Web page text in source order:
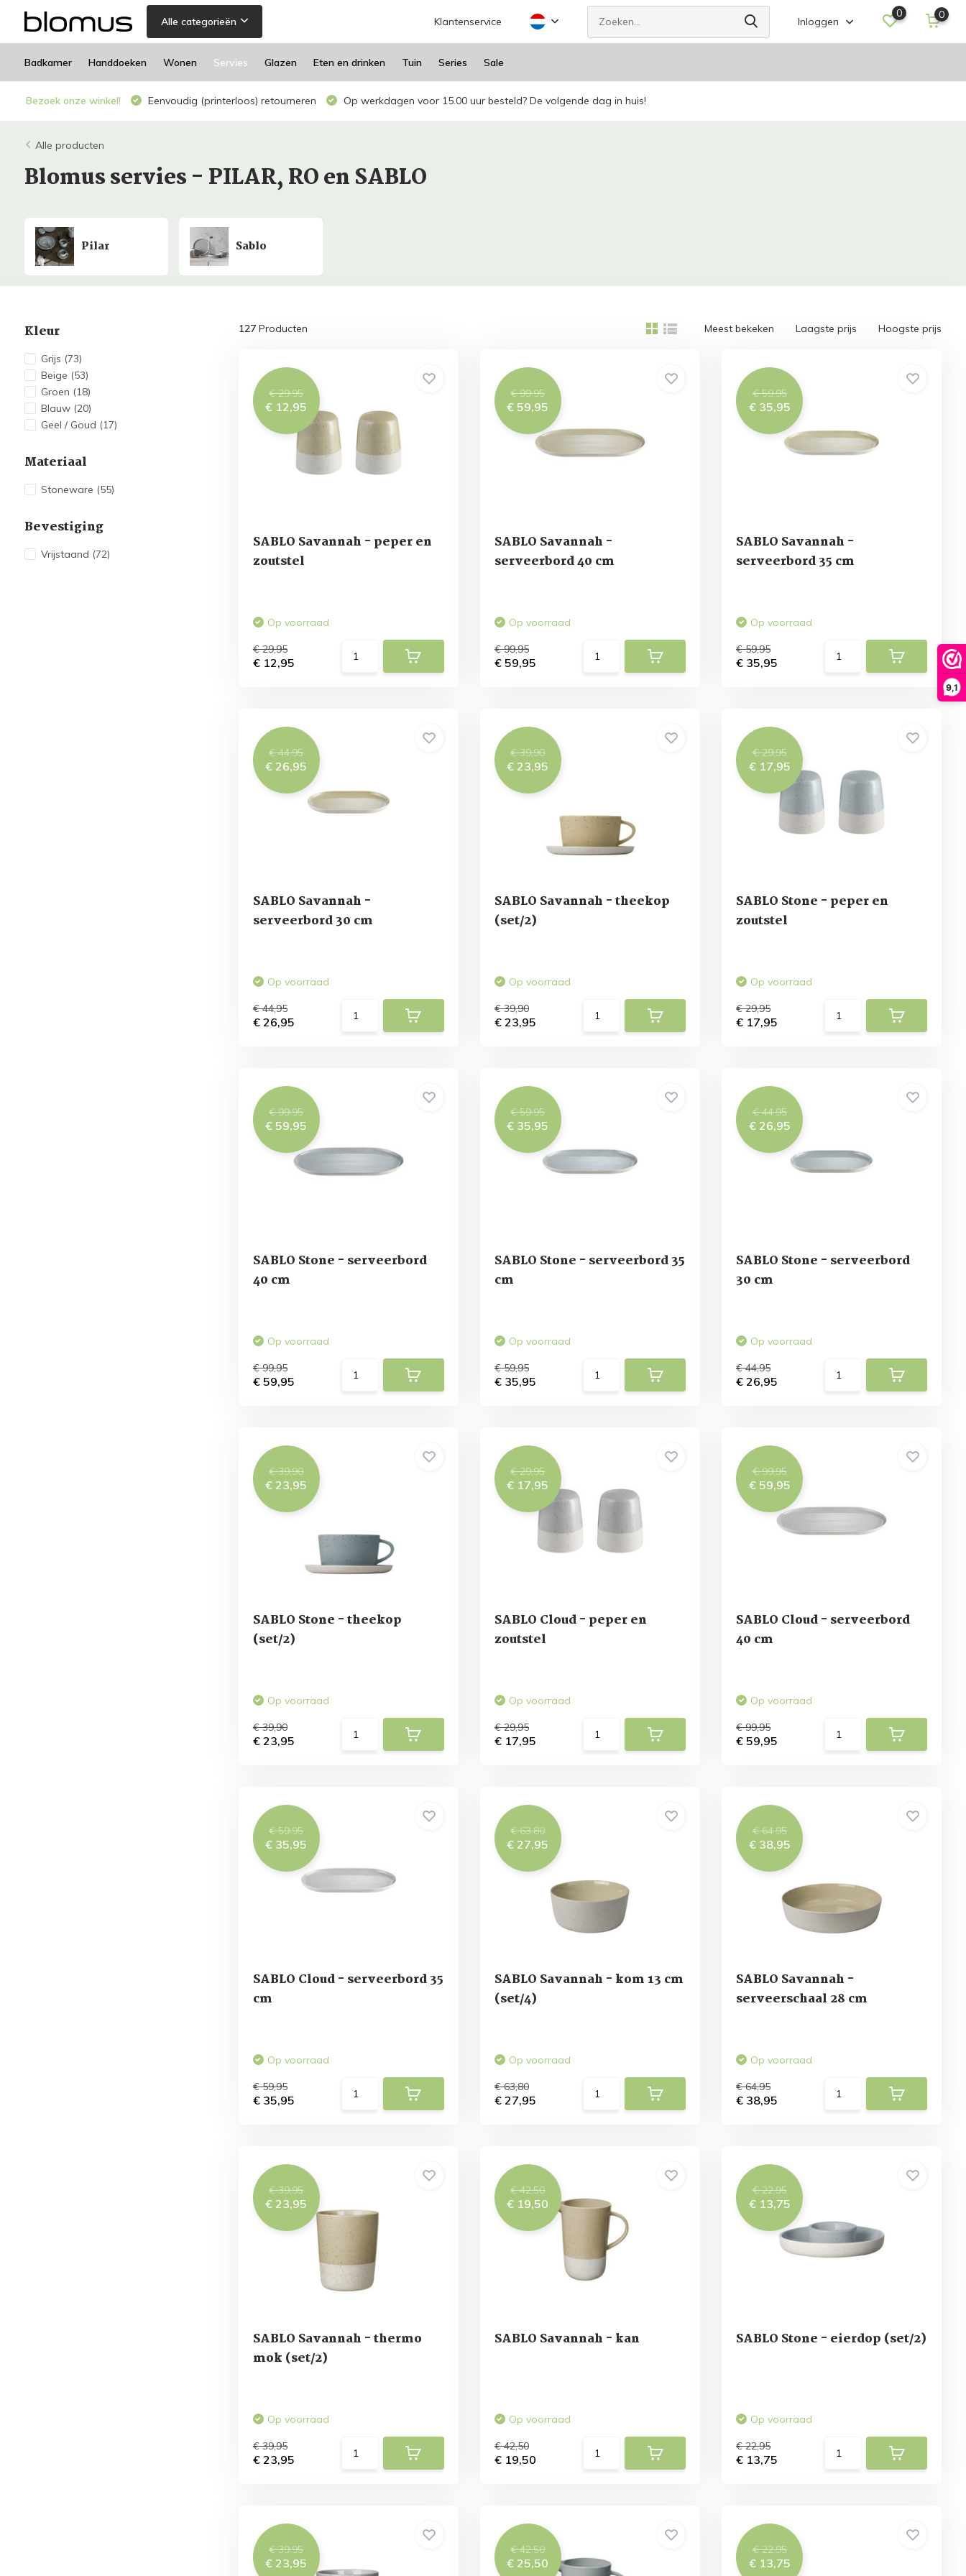
9,1
Alle categorieën Klantenservice Inloggen
0 0
Badkamer Handdoeken Wonen Servies Glazen Eten en drinken Tuin Series Sale
Bezoek onze winkel! Eenvoudig (printerloos) retourneren Op werkdagen voor 15.00 uur besteld? De volgende dag in huis!
Alle producten
Blomus servies - PILAR, RO en SABLO
Pilar Sablo
Kleur
Grijs (73)
Beige (53)
Groen (18)
Blauw (20)
Geel / Goud (17)
Materiaal
Stoneware (55)
Bevestiging
Vrijstaand (72)
127Producten Meest bekeken Laagste prijs Hoogste prijs
€ 29,95
€ 12,95
SABLO Savannah - peper en
zoutstel
Op voorraad
€ 29,95
€ 12,95
€ 99,95
€ 59,95
SABLO Savannah -
serveerbord 40 cm
Op voorraad
€ 99,95
€ 59,95
€ 59,95
€ 35,95
SABLO Savannah -
serveerbord 35 cm
Op voorraad
€ 59,95
€ 35,95
€ 44,95
€ 26,95
SABLO Savannah -
serveerbord 30 cm
Op voorraad
€ 44,95
€ 26,95
€ 39,90
€ 23,95
SABLO Savannah - theekop
(set/2)
Op voorraad
€ 39,90
€ 23,95
€ 29,95
€ 17,95
SABLO Stone - peper en
zoutstel
Op voorraad
€ 29,95
€ 17,95
€ 99,95
€ 59,95
SABLO Stone - serveerbord
40 cm
Op voorraad
€ 99,95
€ 59,95
€ 59,95
€ 35,95
SABLO Stone - serveerbord 35
cm
Op voorraad
€ 59,95
€ 35,95
€ 44,95
€ 26,95
SABLO Stone - serveerbord
30 cm
Op voorraad
€ 44,95
€ 26,95
€ 39,90
€ 23,95
SABLO Stone - theekop
(set/2)
Op voorraad
€ 39,90
€ 23,95
€ 29,95
€ 17,95
SABLO Cloud - peper en
zoutstel
Op voorraad
€ 29,95
€ 17,95
€ 99,95
€ 59,95
SABLO Cloud - serveerbord
40 cm
Op voorraad
€ 99,95
€ 59,95
€ 59,95
€ 35,95
SABLO Cloud - serveerbord 35
cm
Op voorraad
€ 59,95
€ 35,95
€ 63,80
€ 27,95
SABLO Savannah - kom 13 cm
(set/4)
Op voorraad
€ 63,80
€ 27,95
€ 64,95
€ 38,95
SABLO Savannah -
serveerschaal 28 cm
Op voorraad
€ 64,95
€ 38,95
€ 39,95
€ 23,95
SABLO Savannah - thermo
mok (set/2)
Op voorraad
€ 39,95
€ 23,95
€ 42,50
€ 19,50
SABLO Savannah - kan
Op voorraad
€ 42,50
€ 19,50
€ 22,95
€ 13,75
SABLO Stone - eierdop (set/2)
Op voorraad
€ 22,95
€ 13,75
€ 39,95
€ 23,95
€ 42,50
€ 25,50
€ 22,95
€ 13,75